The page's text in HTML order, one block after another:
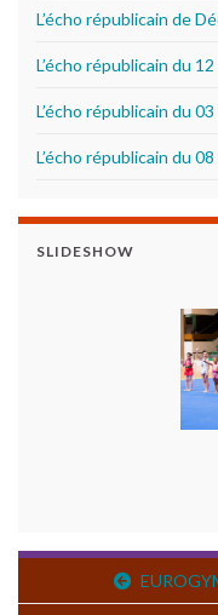
L’écho républicain de
L’écho républicain du
L’écho républicain du
L’écho républicain du
SLIDESHOW